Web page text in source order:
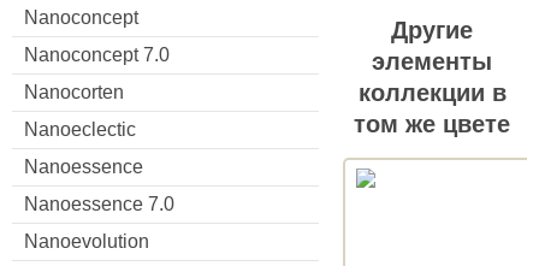
Nanoconcept
Nanoconcept 7.0
Nanocorten
Nanoeclectic
Nanoessence
Nanoessence 7.0
Nanoevolution
Другие
элементы
коллекции в
том же цвете